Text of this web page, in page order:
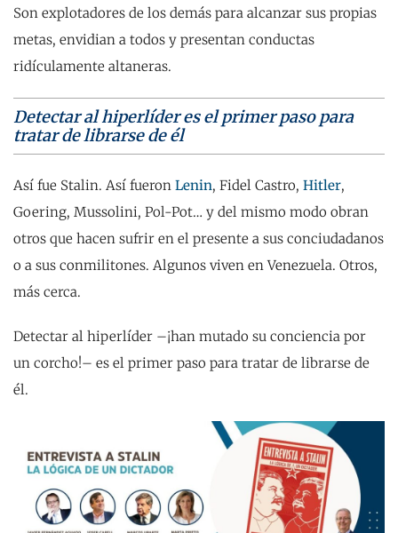
Son explotadores de los demás para alcanzar sus propias
metas, envidian a todos y presentan conductas
ridículamente altaneras.
Detectar al hiperlíder es el primer paso para
tratar de librarse de él
Así fue Stalin. Así fueron Lenin, Fidel Castro, Hitler,
Goering, Mussolini, Pol-Pot… y del mismo modo obran
otros que hacen sufrir en el presente a sus conciudadanos
o a sus conmilitones. Algunos viven en Venezuela. Otros,
más cerca.
Detectar al hiperlíder –¡han mutado su conciencia por
un corcho!– es el primer paso para tratar de librarse de
él.